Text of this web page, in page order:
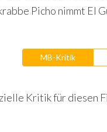
Picho nimmt El
MB-Kritik
Kritik für diesen